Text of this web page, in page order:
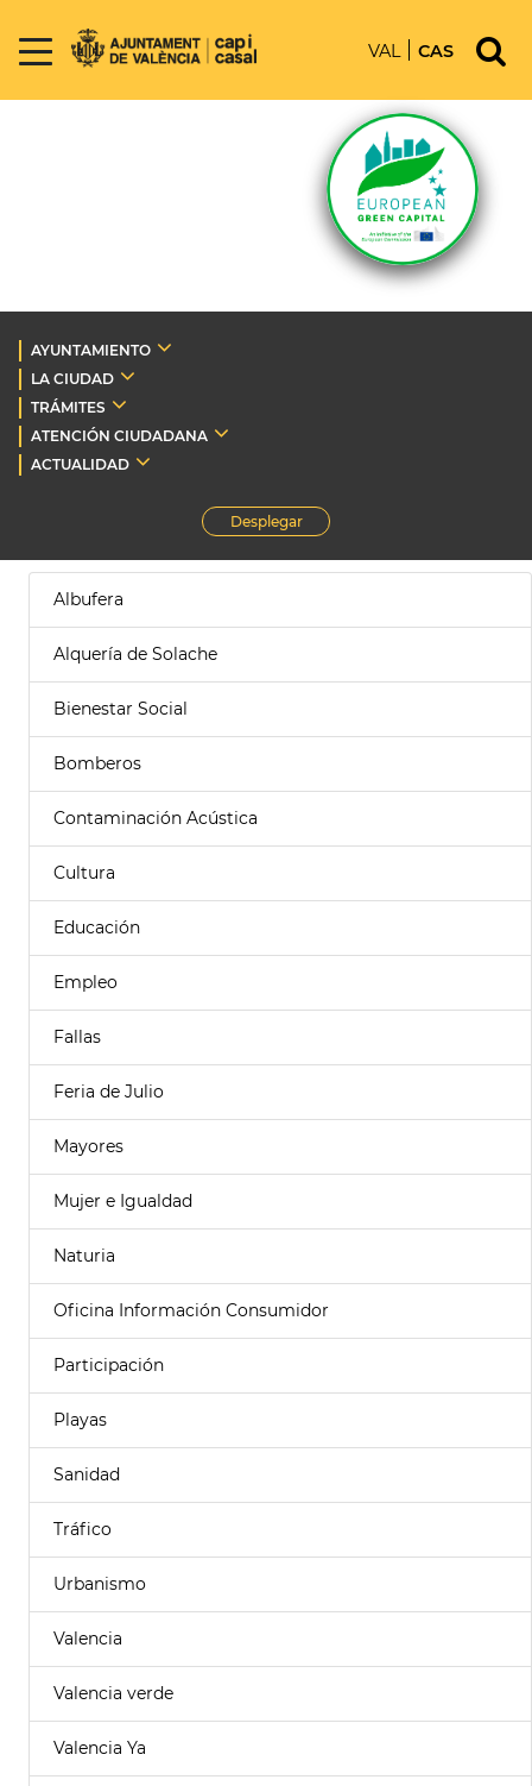
VAL CAS
AYUNTAMIENTO
LA CIUDAD
TRÁMITES
ATENCIÓN CIUDADANA
ACTUALIDAD
Desplegar
Albufera
Alquería de Solache
Bienestar Social
Bomberos
Contaminación Acústica
Cultura
Educación
Empleo
Fallas
Feria de Julio
Mayores
Mujer e Igualdad
Naturia
Oficina Información Consumidor
Participación
Playas
Sanidad
Tráfico
Urbanismo
Valencia
Valencia verde
Valencia Ya